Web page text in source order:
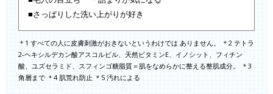
■さっぱりした洗い上がりが好き
＊1 すべての人に皮膚刺激がおきないというわけでは ありません。 ＊2 テトラ
2-ヘキシルデカン酸アスコルビル、天然ビタミンE、イノシット、フィチン
酸、ユズセラミド、スフィンゴ糖脂質＝肌をなめらかに整える整肌成分。 ＊3
角層まで ＊4 肌荒れ防止 ＊5 汚れによる